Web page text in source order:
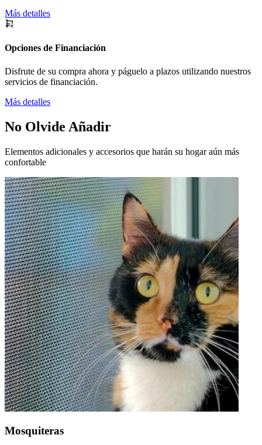
Más detalles
Opciones de Financiación
Disfrute de su compra ahora y páguelo a plazos utilizando nuestros
servicios de financiación.
Más detalles
No Olvide Añadir
Elementos adicionales y accesorios que harán su hogar aún más
confortable
Mosquiteras